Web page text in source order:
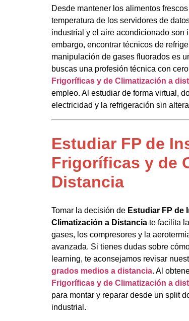
Desde mantener los alimentos
temperatura de los servidores de
industrial y el aire acondicionado son
embargo, encontrar técnicos de
manipulación de gases fluorados es
buscas una profesión técnica con cero
Frigoríficas y de Climatización a
empleo. Al estudiar de forma virtual,
electricidad y la refrigeración sin
Estudiar FP de
Frigoríficas y de
Distancia
Tomar la decisión de Estudiar FP de
Climatización a Distancia te facilita
gases, los compresores y la
avanzada. Si tienes dudas sobre
learning, te aconsejamos revisar
grados medios a distancia. Al
Frigoríficas y de Climatización a
para montar y reparar desde un split
industrial.